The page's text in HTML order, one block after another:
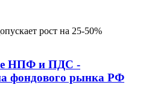
рост на 25-50%
НПФ и ПДС -
фондового рынка РФ